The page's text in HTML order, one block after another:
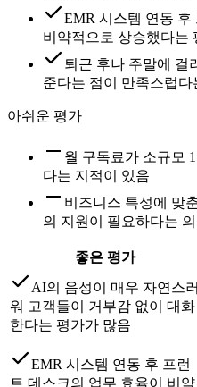
EMR 시스템 연동 후
비약적으로 상승했다는
퇴근 후나 주말에 걸
준다는 점이 만족스럽다
아쉬운 평가
월 구독료가 소규모
다는 지적이 있음
비즈니스 특성에 맞
의 지원이 필요하다는
좋은 평가
AI의 음성이 매우 자연스러
워 고객들이 거부감 없이 대화
한다는 평가가 많음
EMR 시스템 연동 후 프런
트 데스크의 업무 효율이 비약